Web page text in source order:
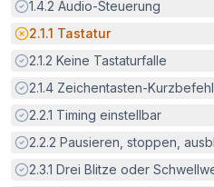
Erfüllt:
1.4.2 Audio-Steuerung
Potenzielle Barriere:
2.1.1 Tastatur
Erfüllt:
2.1.2 Keine Tastaturfalle
Erfüllt:
2.1.4 Zeichentasten-
Erfüllt:
2.2.1 Timing einstellbar
Erfüllt:
2.2.2 Pausieren, stoppen,
Erfüllt:
2.3.1 Drei Blitze oder